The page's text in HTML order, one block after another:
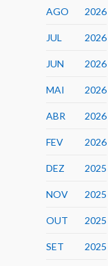
AGO 2026
JUL 2026
JUN 2026
MAI 2026
ABR 2026
FEV 2026
DEZ 2025
NOV 2025
OUT 2025
SET 2025